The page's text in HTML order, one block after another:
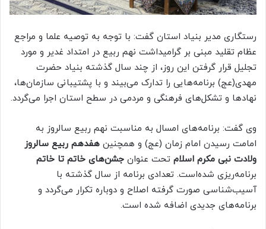
رستگاری مدیر بنیاد استان گفت: با توجه به توصیه علما و مراجع
عظام تقلید مبنی بر گرامیداشت نهم ربیع در امتداد غدیر و مورد
تجلیل قرار گرفتن این روز، از چند سال گذشته بنیاد حضرت
مهدی(عج) برنامه‌هایی را تدارک می‌بیند و با پشتیبانی سازمان‌ها،
نهادها و تشکل‌های فرهنگی و مردمی در سطح استان اجرا می‌گردد.
وی گفت: برنامه‌های امسال به مناسبت نهم ربیع سالروز به
امامت رسیدن امام زمان (عج) و همچنین هفدهم ربیع سالروز
ولادت نبی مکرم اسلام تحت عنوان جشن‌های خاتم تا خاتم
برنامه‌ریزی شده‌است. تعدادی برنامه از سال گذشته با
آسیب‌شناسی صورت گرفته اصلاح و دوباره تکرار می‌گردد و
برنامه‌های جدیدی اضافه شده است.